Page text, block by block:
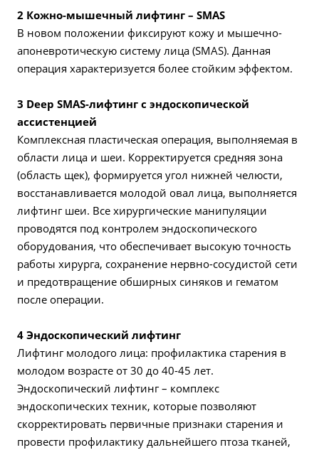
2 Кожно-мышечный лифтинг – SMAS
В новом положении фиксируют кожу и мышечно-
апоневротическую систему лица (SMAS). Данная
операция характеризуется более стойким эффектом.
3 Deep SMAS-лифтинг с эндоскопической
ассистенцией
Комплексная пластическая операция, выполняемая в
области лица и шеи. Корректируется средняя зона
(область щек), формируется угол нижней челюсти,
восстанавливается молодой овал лица, выполняется
лифтинг шеи. Все хирургические манипуляции
проводятся под контролем эндоскопического
оборудования, что обеспечивает высокую точность
работы хирурга, сохранение нервно-сосудистой сети
и предотвращение обширных синяков и гематом
после операции.
4 Эндоскопический лифтинг
Лифтинг молодого лица: профилактика старения в
молодом возрасте от 30 до 40-45 лет.
Эндоскопический лифтинг – комплекс
эндоскопических техник, которые позволяют
скорректировать первичные признаки старения и
провести профилактику дальнейшего птоза тканей,